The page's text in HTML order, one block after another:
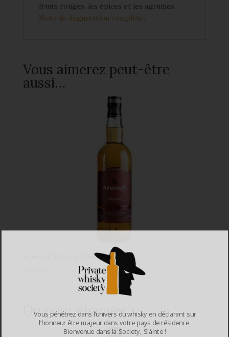
fruits rouges, les épices et les agrumes.
Note de dégustation complète.
Vous aimerez peut-être
aussi…
Armorik Sherry Cask 46%
Ou pour changer :
Vous pénétrez dans l’univers du whisky en déclarant sur
l’honneur être majeur dans votre pays de résidence.
Bienvenue dans la Society, Sláinte !